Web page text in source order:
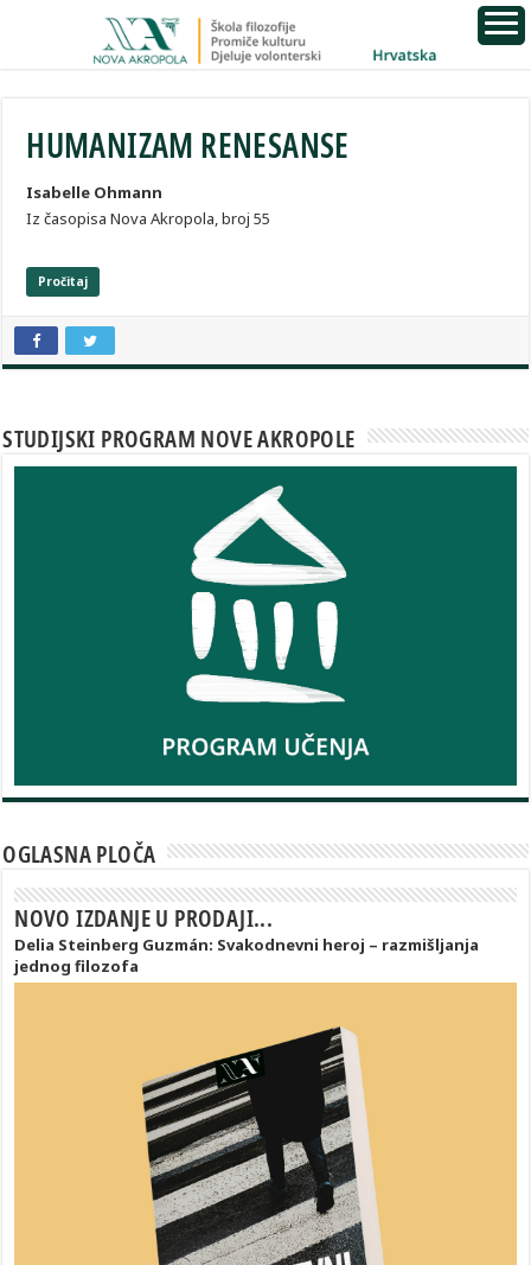
HUMANIZAM RENESANSE
Isabelle Ohmann
Iz časopisa Nova Akropola, broj 55
Pročitaj
STUDIJSKI PROGRAM NOVE AKROPOLE
OGLASNA PLOČA
NOVO IZDANJE U PRODAJI...
Delia Steinberg Guzmán: Svakodnevni heroj – razmišljanja
jednog filozofa